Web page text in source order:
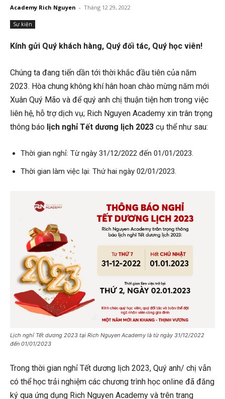
Academy Rich Nguyen - Tháng 12 29, 2022
Sự kiện
Kính gửi Quý khách hàng, Quý đối tác, Quý học viên!
Chúng ta đang tiến dần tới thời khắc đầu tiên của năm
2023. Hòa chung không khí hân hoan chào mừng năm mới
Xuân Quý Mão và để quý anh chị thuận tiện hơn trong việc
liên hệ, hỗ trợ dịch vụ; Rich Nguyen Academy xin trân trọng
thông báo lịch nghỉ Tết dương lịch 2023 cụ thể như sau:
Thời gian nghỉ: Từ ngày 31/12/2022 đến 01/01/2023.
Thời gian làm việc lại: Thứ hai ngày 02/01/2023.
Lịch nghỉ Tết dương 2023 tại Rich Nguyen Academy là từ ngày 31/12/2022
đến 01/01/2023
Trong thời gian nghỉ Tết dương lịch 2023, Quý anh/ chị vẫn
có thể học trải nghiệm các chương trình học online đã đăng
ký qua ứng dụng Rich Nguyen Academy và trên trang